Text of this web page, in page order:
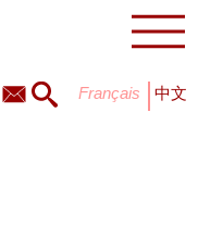
français 中文